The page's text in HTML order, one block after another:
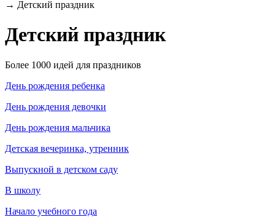
→ Детский праздник
Детский праздник
Более 1000 идей для праздников
День рождения ребенка
День рождения девочки
День рождения мальчика
Детская вечеринка, утренник
Выпускной в детском саду
В школу
Начало учебного года